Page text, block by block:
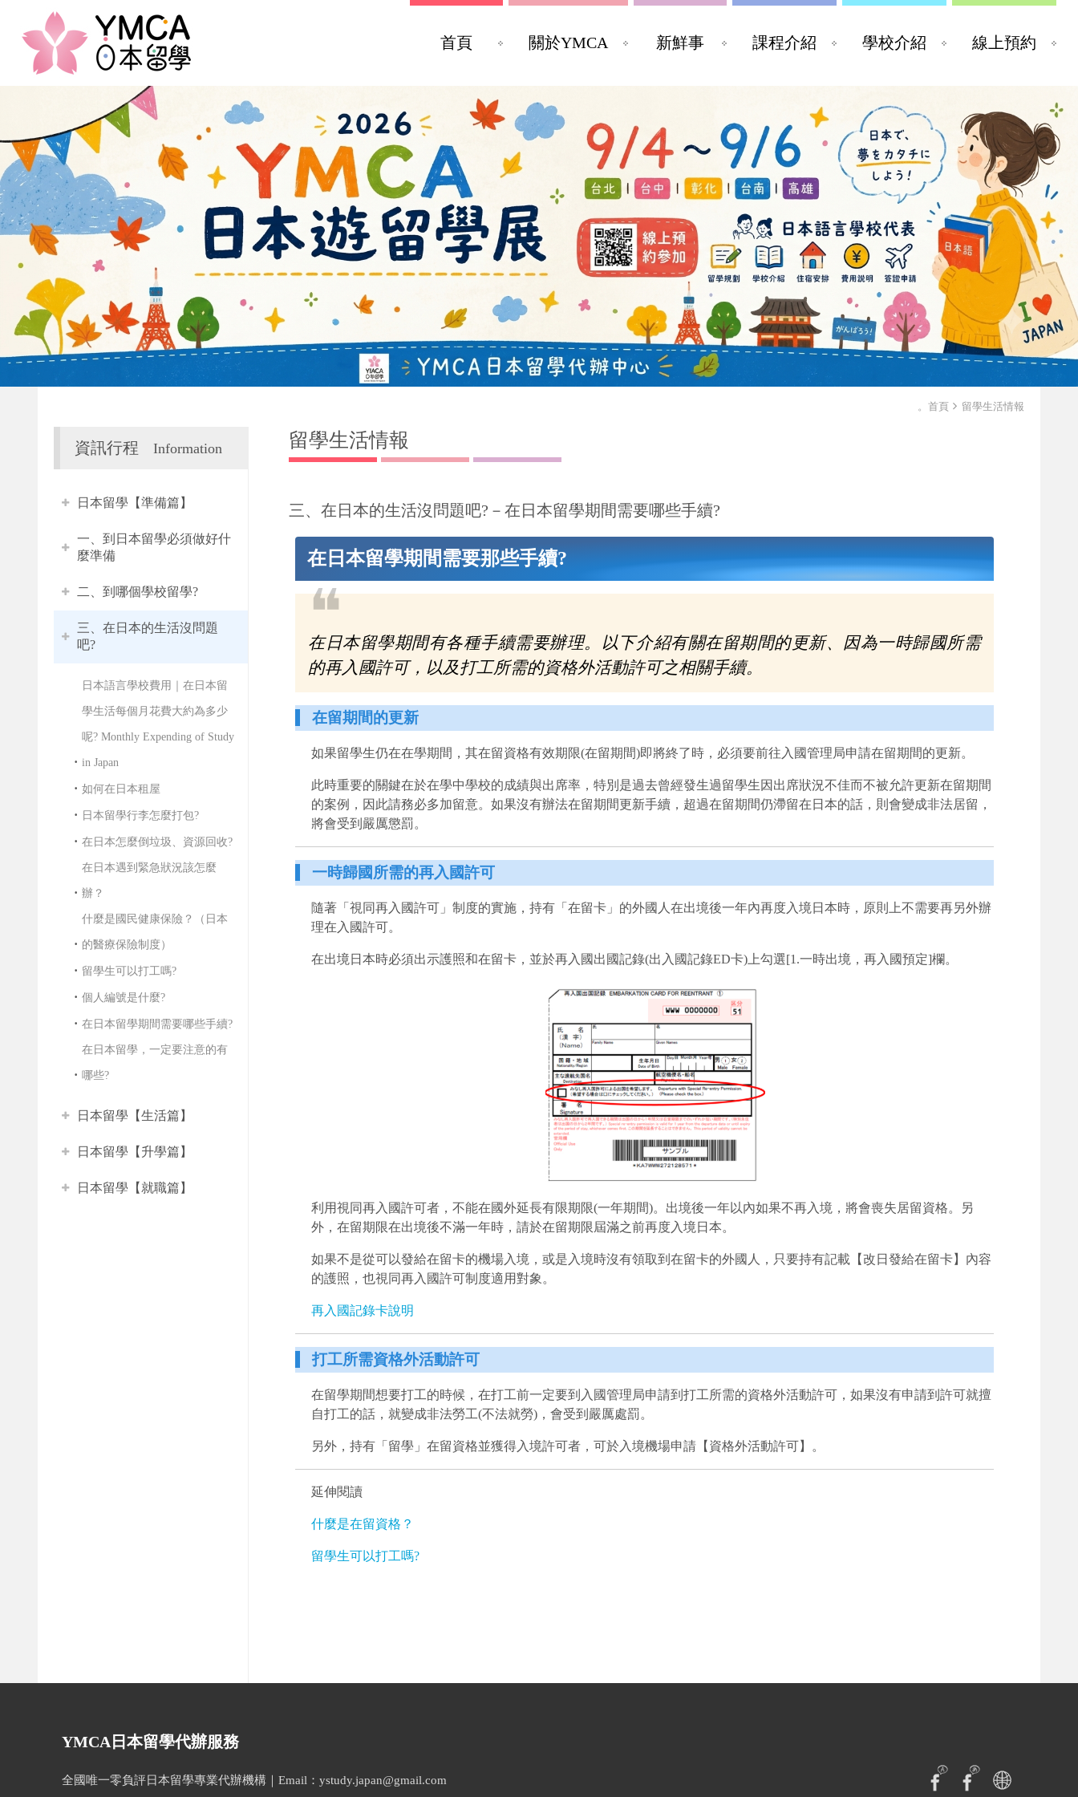
首頁 關於YMCA 新鮮事 課程介紹 學校介紹 線上預約
。首頁 留學生活情報
留學生活情報
三、在日本的生活沒問題吧?－在日本留學期間需要哪些手續?
在日本留學期間需要那些手續?
❝
在日本留學期間有各種手續需要辦理。以下介紹有關在留期間的更新、因為一時歸國所需
的再入國許可，以及打工所需的資格外活動許可之相關手續。
在留期間的更新
如果留學生仍在在學期間，其在留資格有效期限(在留期間)即將終了時，必須要前往入國管理局申請在留期間的更新。
此時重要的關鍵在於在學中學校的成績與出席率，特別是過去曾經發生過留學生因出席狀況不佳而不被允許更新在留期間
的案例，因此請務必多加留意。如果沒有辦法在留期間更新手續，超過在留期間仍滯留在日本的話，則會變成非法居留，
將會受到嚴厲懲罰。
一時歸國所需的再入國許可
隨著「視同再入國許可」制度的實施，持有「在留卡」的外國人在出境後一年內再度入境日本時，原則上不需要再另外辦
理在入國許可。
在出境日本時必須出示護照和在留卡，並於再入國出國記錄(出入國記錄ED卡)上勾選[1.一時出境，再入國預定]欄。
利用視同再入國許可者，不能在國外延長有限期限(一年期間)。出境後一年以內如果不再入境，將會喪失居留資格。另
外，在留期限在出境後不滿一年時，請於在留期限屆滿之前再度入境日本。
如果不是從可以發給在留卡的機場入境，或是入境時沒有領取到在留卡的外國人，只要持有記載【改日發給在留卡】內容
的護照，也視同再入國許可制度適用對象。
再入國記錄卡說明
打工所需資格外活動許可
在留學期間想要打工的時候，在打工前一定要到入國管理局申請到打工所需的資格外活動許可，如果沒有申請到許可就擅
自打工的話，就變成非法勞工(不法就勞)，會受到嚴厲處罰。
另外，持有「留學」在留資格並獲得入境許可者，可於入境機場申請【資格外活動許可】。
延伸閱讀
什麼是在留資格？
留學生可以打工嗎?
資訊行程 Information
日本留學【準備篇】
一、到日本留學必須做好什
麼準備
二、到哪個學校留學?
三、在日本的生活沒問題
吧?
日本語言學校費用｜在日本留
學生活每個月花費大約為多少
呢? Monthly Expending of Study
in Japan
如何在日本租屋
日本留學行李怎麼打包?
在日本怎麼倒垃圾、資源回收?
在日本遇到緊急狀況該怎麼
辦？
什麼是國民健康保險？（日本
的醫療保險制度）
留學生可以打工嗎?
個人編號是什麼?
在日本留學期間需要哪些手續?
在日本留學，一定要注意的有
哪些?
日本留學【生活篇】
日本留學【升學篇】
日本留學【就職篇】
YMCA日本留學代辦服務
全國唯一零負評日本留學專業代辦機構｜Email：ystudy.japan@gmail.com